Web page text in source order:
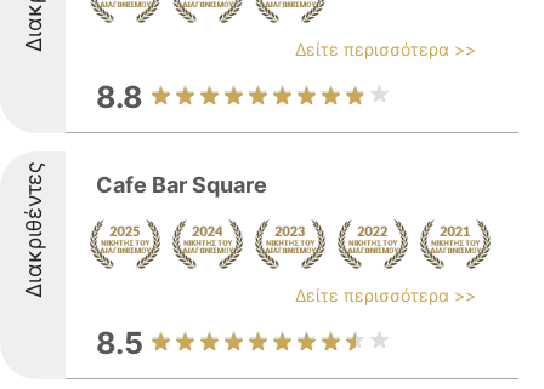
Δείτε περισσότερα >>
8.8
Διακριθέντες Cafe Bar Square
Δείτε περισσότερα >>
8.5